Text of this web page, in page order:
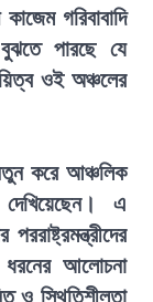
গরিবাবাদি
পারছে যে
ওই অঞ্চলের
করে আঞ্চলিক
এ
আলোচনা
ও স্থিতিশীলতা